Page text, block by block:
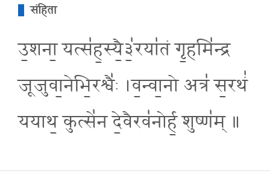
संहिता
उ॒शना॒ यत्स॑ह॒स्यै॒३॒॑रया॑तं गृ॒हमि॑न्द्र
जूजुवा॒नेभि॒रश्वै॑ः ।व॒न्वा॒नो अत्र॑ स॒रथं॑
ययाथ॒ कुत्से॑न दे॒वैरव॑नोर्ह॒ शुष्ण॑म् ॥